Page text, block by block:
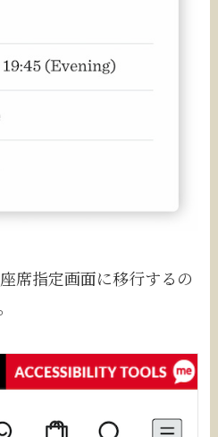
席指定画面に移行するの